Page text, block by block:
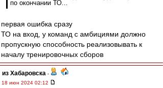
по окончании ТО...
первая ошибка сразу
ТО на вход, у команд с амбициями должно
пропускную способность реализовывать к
началу тренировочных сборов
из Хабаровска -
18 июн 2024 02:12